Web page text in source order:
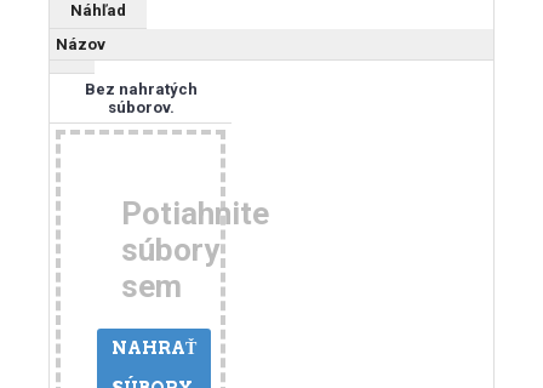
Náhľad
Názov
Bez nahratých
súborov.
Potiahnite
súbory
sem
NAHRAŤ